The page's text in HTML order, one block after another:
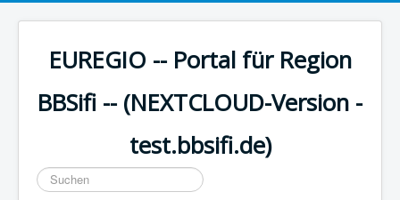
EUREGIO -- Portal für Region
BBSifi -- (NEXTCLOUD-Version -
test.bbsifi.de)
Suchen
...